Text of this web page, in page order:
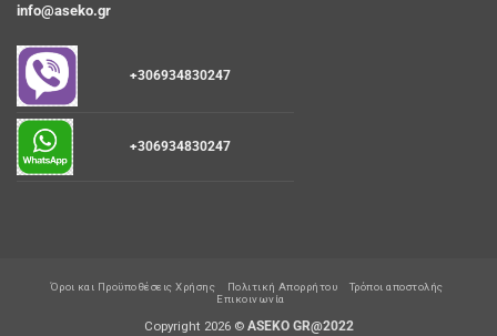
info@aseko.gr
+306934830247
+306934830247
Όροι και Προϋποθέσεις Χρήσης Πολιτική Απορρήτου
Τρόποι αποστολής
Επικοινωνία
Copyright 2026 © ASEKO GR@2022